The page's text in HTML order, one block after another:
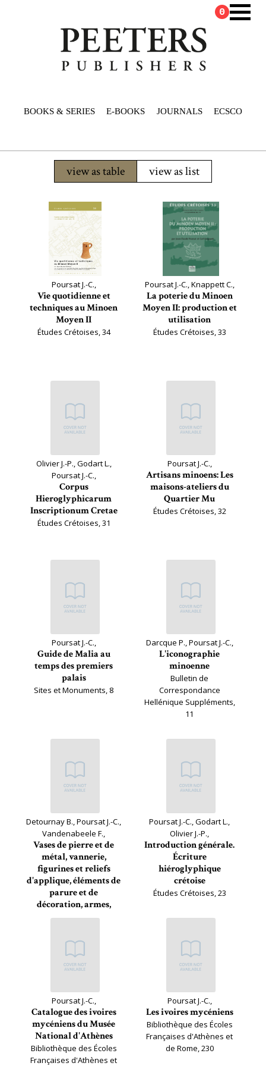
BOOKS & SERIES E-BOOKS JOURNALS ECSCO
0
view as table view as list
Poursat J.-C.,
Vie quotidienne et
techniques au Minoen
Moyen II
Études Crétoises, 34
Poursat J.-C., Knappett C.,
La poterie du Minoen
Moyen II: production et
utilisation
Études Crétoises, 33
Olivier J.-P., Godart L.,
Poursat J.-C.,
Corpus
Hieroglyphicarum
Inscriptionum Cretae
Études Crétoises, 31
Poursat J.-C.,
Artisans minoens: Les
maisons-ateliers du
Quartier Mu
Études Crétoises, 32
Poursat J.-C.,
Guide de Malia au
temps des premiers
palais
Sites et Monuments, 8
Darcque P., Poursat J.-C.,
L'iconographie
minoenne
Bulletin de
Correspondance
Hellénique Suppléments,
11
Detournay B., Poursat J.-C.,
Vandenabeele F.,
Vases de pierre et de
métal, vannerie,
figurines et reliefs
d'applique, éléments de
parure et de
décoration, armes,
sceaux...
Poursat J.-C., Godart L.,
Olivier J.-P.,
Introduction générale.
Écriture
hiéroglyphique
crétoise
Études Crétoises, 23
Poursat J.-C.,
Catalogue des ivoires
mycéniens du Musée
National d'Athènes
Bibliothèque des Écoles
Françaises d'Athènes et
Poursat J.-C.,
Les ivoires mycéniens
Bibliothèque des Écoles
Françaises d'Athènes et
de Rome, 230